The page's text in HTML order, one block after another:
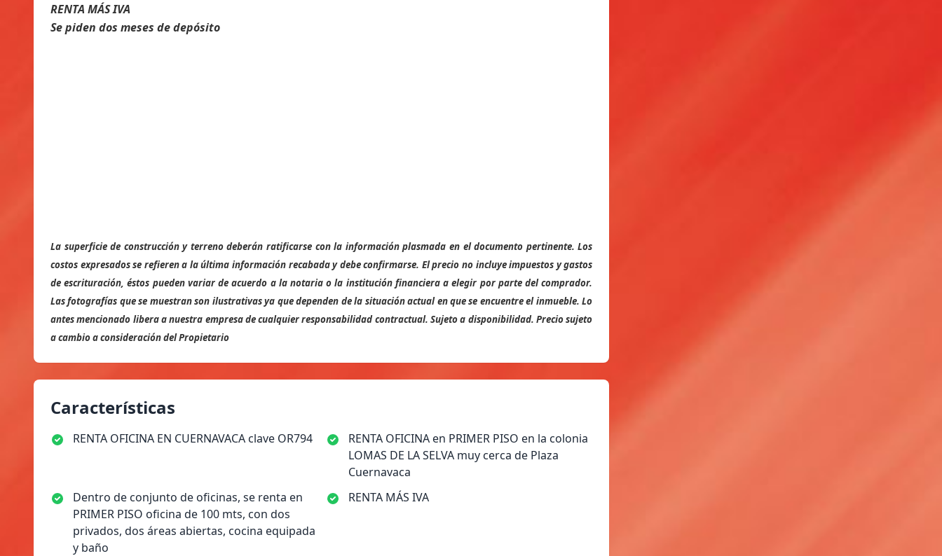
RENTA MÁS IVA
Se piden dos meses de depósito
La superficie de construcción y terreno deberán ratificarse con la información plasmada en el documento pertinente. Los
costos expresados se refieren a la última información recabada y debe confirmarse. El precio no incluye impuestos y gastos
de escrituración, éstos pueden variar de acuerdo a la notaria o la institución financiera a elegir por parte del comprador.
Las fotografías que se muestran son ilustrativas ya que dependen de la situación actual en que se encuentre el inmueble. Lo
antes mencionado libera a nuestra empresa de cualquier responsabilidad contractual. Sujeto a disponibilidad. Precio sujeto
a cambio a consideración del Propietario
Características
RENTA OFICINA EN CUERNAVACA clave OR794
RENTA OFICINA en PRIMER PISO en la colonia
LOMAS DE LA SELVA muy cerca de Plaza
Cuernavaca
Dentro de conjunto de oficinas, se renta en
PRIMER PISO oficina de 100 mts, con dos
privados, dos áreas abiertas, cocina equipada
y baño
RENTA MÁS IVA